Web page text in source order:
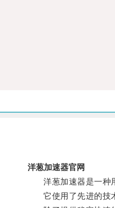
洋葱加速器官网
洋葱加速器是一种用
它使用了先进的技术